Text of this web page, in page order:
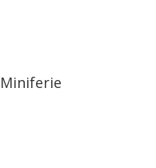
Miniferie